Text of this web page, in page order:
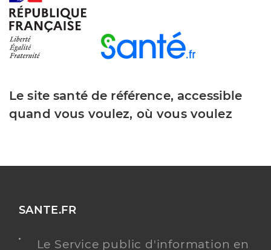
Le site santé de référence, accessible
quand vous voulez, où vous voulez
SANTE.FR
Le Service public d'information en